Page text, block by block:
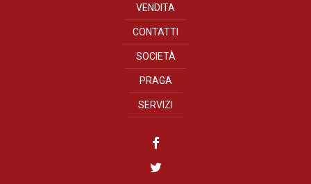
VENDITA
CONTATTI
SOCIETÀ
PRAGA
SERVIZI